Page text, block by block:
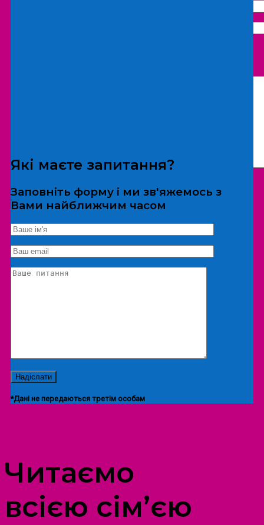
*Дані не передаються третім особам
Екскурсія/локація
Які маєте запитання?
Заповніть форму і ми зв'яжемось з
Вами найближчим часом
*Дані не передаються третім особам
Читаємо
всією сім’єю